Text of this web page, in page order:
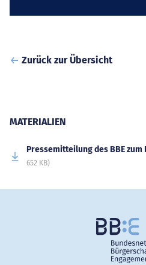
Zurück zur Übersicht
MATERIALIEN
Pressemitteilung des BBE
652 KB)